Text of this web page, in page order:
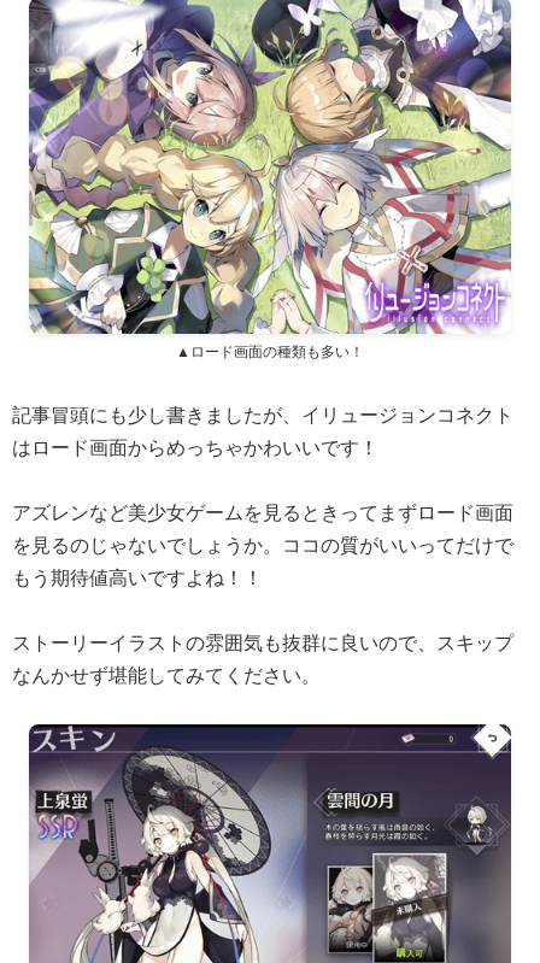
▲ロード画面の種類も多い！
記事冒頭にも少し書きましたが、イリュージョンコネクト
はロード画面からめっちゃかわいいです！
アズレンなど美少女ゲームを見るときってまずロード画面
を見るのじゃないでしょうか。ココの質がいいってだけで
もう期待値高いですよね！！
ストーリーイラストの雰囲気も抜群に良いので、スキップ
なんかせず堪能してみてください。